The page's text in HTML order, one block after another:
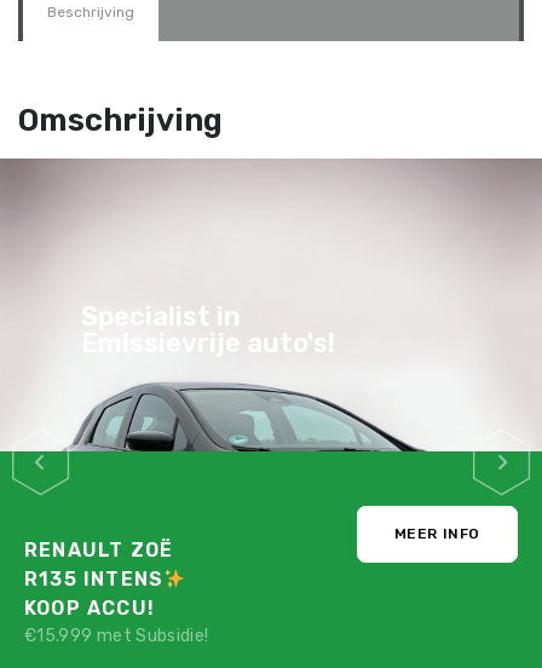
Beschrijving
Omschrijving
Stijlvol, Praktisch,
Zuinig & Veilig
PEUGEOT E-208
GT PACK
STRAKBLAUW!
Nu maar voor:
MEER INFO